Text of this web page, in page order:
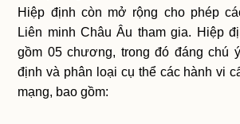
Hiệp định còn mở rộng cho phép
Liên minh Châu Âu tham gia. Hiệp
gồm 05 chương, trong đó đáng chú
định và phân loại cụ thể các hành vi
mạng, bao gồm: